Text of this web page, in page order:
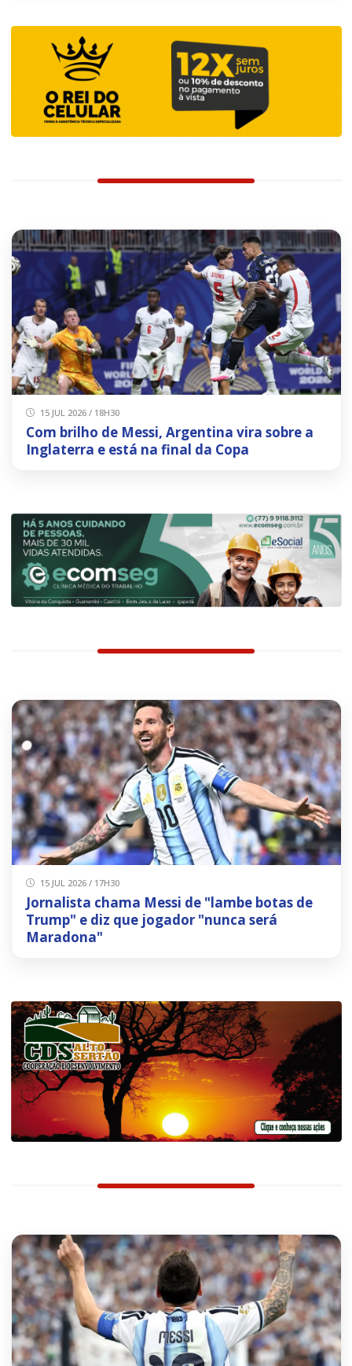
15 JUL 2026 / 18H30
Com brilho de Messi, Argentina vira sobre a
Inglaterra e está na final da Copa
15 JUL 2026 / 17H30
Jornalista chama Messi de "lambe botas de
Trump" e diz que jogador "nunca será
Maradona"